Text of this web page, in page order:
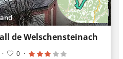
de Welschensteinach
· 0 ·